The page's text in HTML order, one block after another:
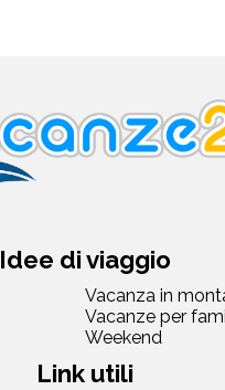
Idee di viaggio
Vacanza in
Vacanze per
Weekend
Link utili